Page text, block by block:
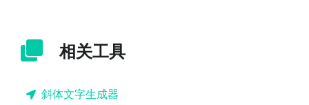
相关工具
斜体文字生成器